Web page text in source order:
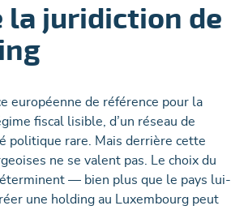
la juridiction de
européenne de référence pour la
fiscal lisible, d’un réseau de
politique rare. Mais derrière cette
ne se valent pas. Le choix du
— bien plus que le pays lui-
une holding au Luxembourg peut